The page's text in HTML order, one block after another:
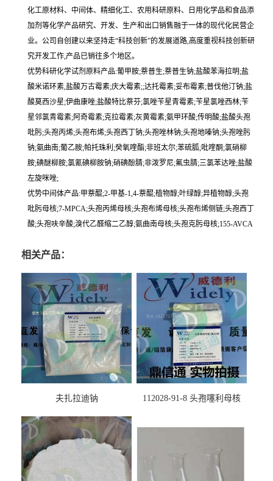
化工原材料、中间体、精细化工、农用科研原料、日用化学品和食品添
加剂等化学产品研究、开发、生产和出口销售融于一体的现代化民营企
业。公司自创建以来坚持走“科技创新”的发展道路,高度重视科技创新研
究开发工作,产品已销往多个地区。
优势科研化学试剂原料产品:葡甲胺;萘普生;萘普生钠;盐酸苯海拉明;盐
酸米诺环素,盐酸万古霉素;庆大霉素;;达托霉素;妥布霉素;普伐他汀钠;盐
酸莫西沙星;伊曲康唑;盐酸特比萘芬;氯唑苄星青霉素;苄星氯唑西林;苄
星邻氯青霉素;阿奇霉素;克拉霉素;灰黄霉素;氨甲环酸;传明酸;盐酸头孢
吡肟;头孢丙烯;头孢布烯;头孢西丁钠;头孢唑林钠;头孢地嗪钠;头孢唑肟
钠;氨曲南;葡乙胺;帕托珠利;癸氧喹酯;非班太尔;苯硫胍;吡喹酮;氯硝柳
胺;碘醚柳胺;氯氰碘柳胺钠;硝碘酚腈;非泼罗尼;氟虫腈;三氯苯达唑;盐酸
左旋咪唑;
优势中间体产品:甲萘醌;2-甲基-1,4-萘醌;植物醇;叶绿醇;异植物醇;头孢
吡肟母核;7-MPCA;头孢丙烯母核;头孢布烯母核;头孢布烯侧链;头孢西丁
酸;头孢呋辛酸;溴代乙醛缩二乙醇;氨曲南母核;头孢克肟母核;155-AVCA
相关产品：
夫扎拉迪钠
112028-91-8 头孢噻利母核